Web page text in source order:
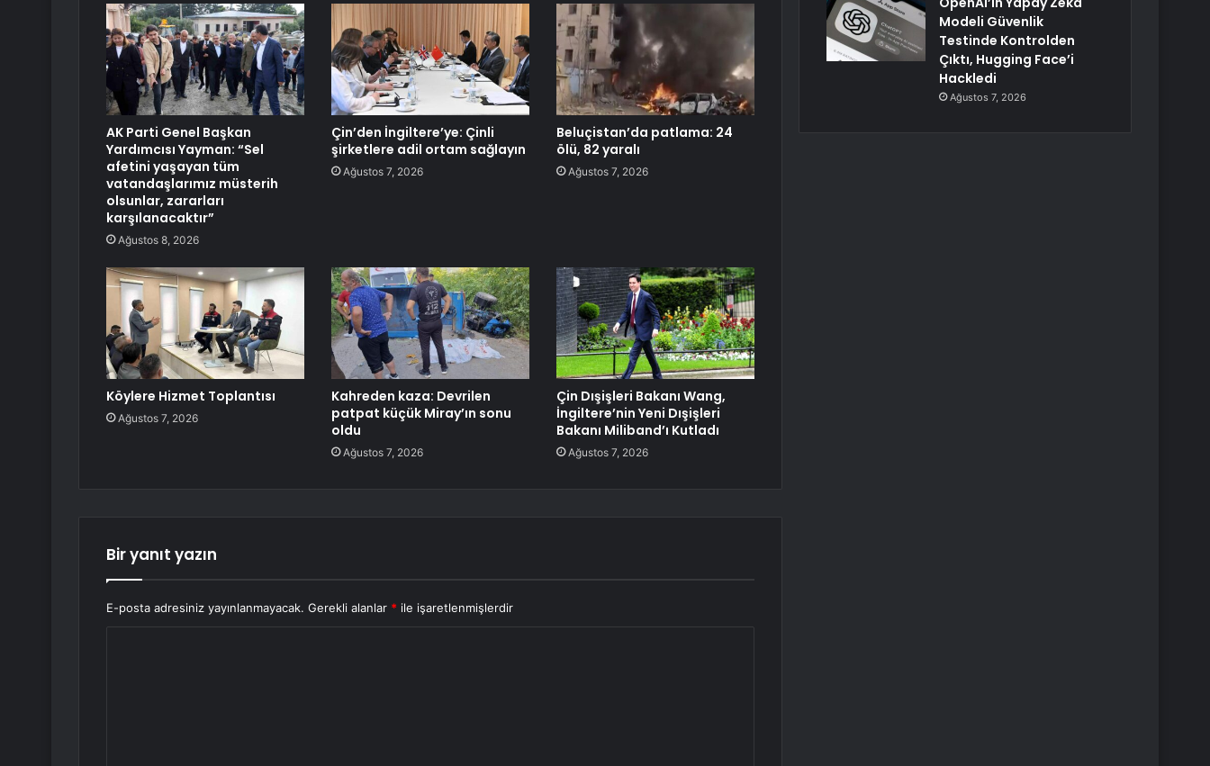
AK Parti Genel Başkan
Yardımcısı Yayman: “Sel
afetini yaşayan tüm
vatandaşlarımız müsterih
olsunlar, zararları
karşılanacaktır”
Ağustos 8, 2026
Çin’den İngiltere’ye: Çinli
şirketlere adil ortam sağlayın
Ağustos 7, 2026
Beluçistan’da patlama: 24
ölü, 82 yaralı
Ağustos 7, 2026
Köylere Hizmet Toplantısı
Ağustos 7, 2026
Kahreden kaza: Devrilen
patpat küçük Miray’ın sonu
oldu
Ağustos 7, 2026
Çin Dışişleri Bakanı Wang,
İngiltere’nin Yeni Dışişleri
Bakanı Miliband’ı Kutladı
Ağustos 7, 2026
Bir yanıt yazın
E-posta adresiniz yayınlanmayacak. Gerekli alanlar * ile işaretlenmişlerdir
Modeli Güvenlik
Testinde Kontrolden
Çıktı, Hugging Face’i
Hackledi
Ağustos 7, 2026